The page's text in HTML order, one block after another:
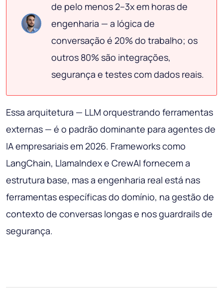
de pelo menos 2–3x em horas de
engenharia — a lógica de
conversação é 20% do trabalho; os
outros 80% são integrações,
segurança e testes com dados reais.
Essa arquitetura — LLM orquestrando ferramentas
externas — é o padrão dominante para agentes de
IA empresariais em 2026. Frameworks como
LangChain, LlamaIndex e CrewAI fornecem a
estrutura base, mas a engenharia real está nas
ferramentas específicas do domínio, na gestão de
contexto de conversas longas e nos guardrails de
segurança.